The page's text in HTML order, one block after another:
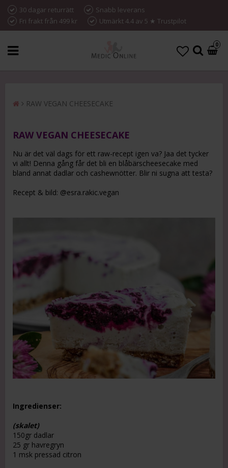
30 dagar returrätt
Snabb leverans
Fri frakt från 499 kr
Utmärkt 4.4 av 5 ★ Trustpilot
0
RAW VEGAN CHEESECAKE
RAW VEGAN CHEESECAKE
Nu är det väl dags för ett raw-recept igen va? Jaa det tycker
vi allt! Denna gång får det bli en blåbärscheesecake med
bland annat dadlar och cashewnötter. Blir ni sugna att testa?
Recept & bild: @esra.rakic.vegan
Ingredienser:
(skalet)
150gr dadlar
25 gr havregryn
1 msk pressad citron